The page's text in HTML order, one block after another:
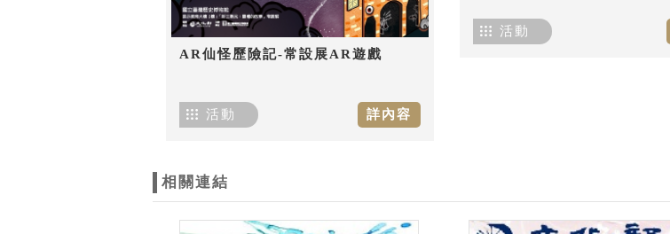
活動
AR仙怪歷險記-常設展AR遊戲
詳內容
活動
相關連結